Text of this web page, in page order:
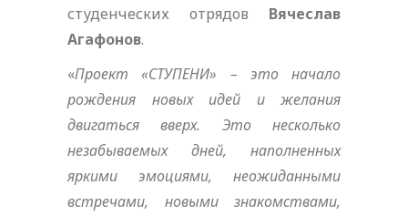
студенческих отрядов Вячеслав
Агафонов.
«Проект «СТУПЕНИ» – это начало
рождения новых идей и желания
двигаться вверх. Это несколько
незабываемых дней, наполненных
яркими эмоциями, неожиданными
встречами, новыми знакомствами,